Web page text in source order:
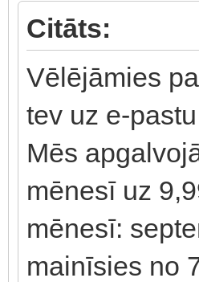
Citāts:
Vēlējāmies
tev uz e-
Mēs
mēnesī uz
mēnesī:
mainīsies no